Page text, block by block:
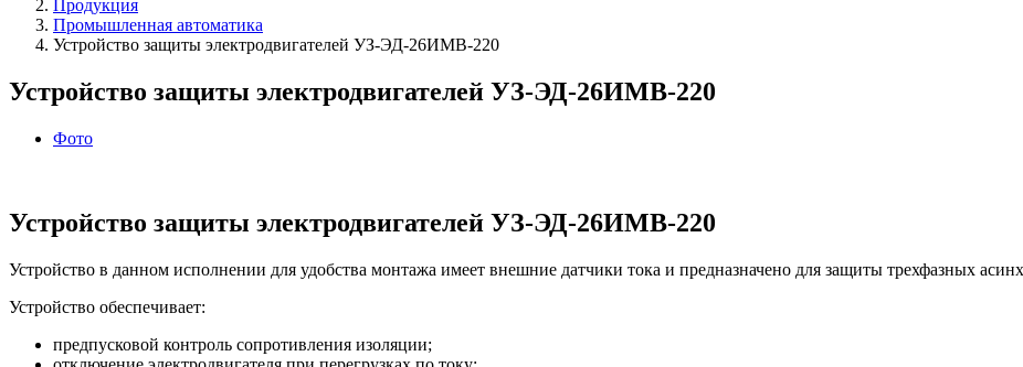
Продукция
Промышленная автоматика
Устройство защиты электродвигателей УЗ‑ЭД‑26ИМВ‑220
Устройство защиты электродвигателей УЗ‑ЭД‑26ИМВ‑220
Фото
Устройство защиты электродвигателей УЗ‑ЭД‑26ИМВ‑220
Устройство в данном исполнении для удобства монтажа имеет внешние датчики тока и предназначено для защиты трехфазных
Устройство обеспечивает:
предпусковой контроль сопротивления изоляции;